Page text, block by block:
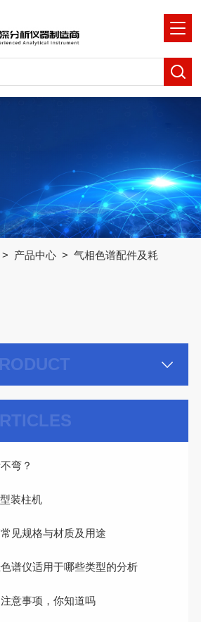
产品中心> 气相色谱配件及耗
弯？
装柱机
见规格与材质及用途
谱仪适用于哪些类型的分析
意事项，你知道吗